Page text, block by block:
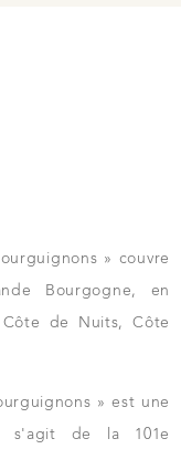
» couvre
Bourgogne, en
de Nuits, Côte
» est une
s'agit de la 101e